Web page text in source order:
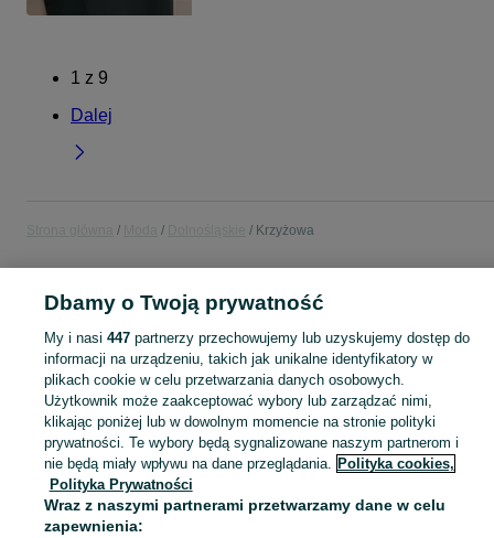
1 z 9
Dalej
Krzyżowa
KATEGORIA
Moda Krzyżowa ▶️ Odzież, obuwie, torebki, akcesoria i biżuteria ✅ Nowe i używane w atrakcyjnych cenach ✌ Znajdź najlepsze ogłoszenia na OLX.pl! Zobacz
Mapa kategorii
Mapa miejscowości
Mapa ministron
Dbamy o Twoją prywatność
My i nasi 447partnerzy przechowujemy lub uzyskujemy dostęp do
informacji na urządzeniu, takich jak unikalne identyfikatory w
plikach cookie w celu przetwarzania danych osobowych.
Użytkownik może zaakceptować wybory lub zarządzać nimi,
klikając poniżej lub w dowolnym momencie na stronie polityki
prywatności. Te wybory będą sygnalizowane naszym partnerom i
nie będą miały wpływu na dane przeglądania. Polityka cookies,
Polityka Prywatności
Wraz z naszymi partnerami przetwarzamy dane w celu
zapewnienia: